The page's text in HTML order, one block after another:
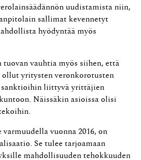
uudistamista niin,
sallimat kevennetyt
hyödyntää myös
tuovan vauhtia myös siihen, että
ollut yritysten veronkorotusten
liittyvä yrittäjien
Näissäkin asioissa olisi
vuonna 2016, on
Se tulee tarjoamaan
mahdollisuuden tehokkuuden